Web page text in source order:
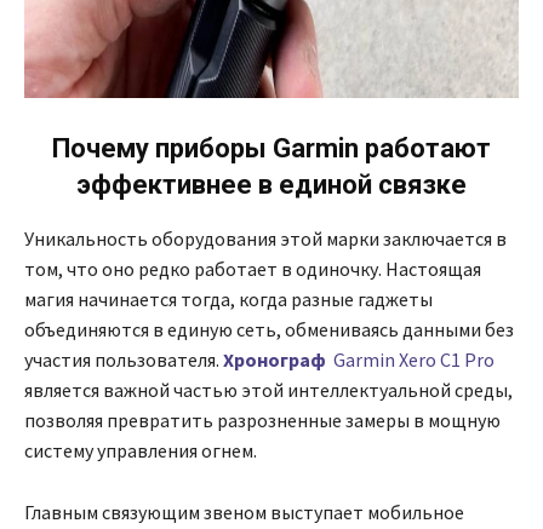
Почему приборы Garmin работают
эффективнее в единой связке
Уникальность оборудования этой марки заключается в
том, что оно редко работает в одиночку. Настоящая
магия начинается тогда, когда разные гаджеты
объединяются в единую сеть, обмениваясь данными без
участия пользователя. Хронограф Garmin Xero C1 Pro
является важной частью этой интеллектуальной среды,
позволяя превратить разрозненные замеры в мощную
систему управления огнем.
Главным связующим звеном выступает мобильное